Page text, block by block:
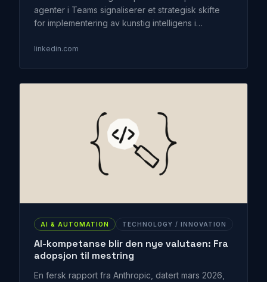
agenter i Teams signaliserer et strategisk skifte
for implementering av kunstig intelligens i
for operativ forbedring, ikke bare store
linkedin.com
AI & AUTOMATION TECHNOLOGY / INNOVATION
AI-kompetanse blir den nye valutaen: Fra
adopsjon til mestring
En fersk rapport fra Anthropic, datert mars 2026,